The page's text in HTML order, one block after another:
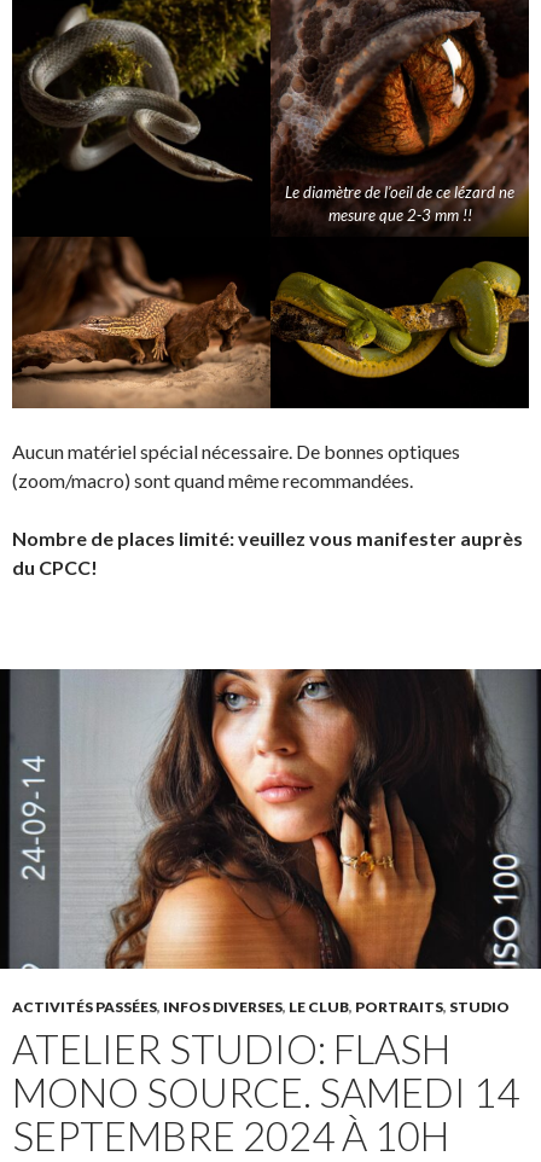
Le diamètre de l’oeil de ce lézard ne
mesure que 2-3 mm !!
Aucun matériel spécial nécessaire. De bonnes optiques
(zoom/macro) sont quand même recommandées.
Nombre de places limité: veuillez vous manifester auprès
du CPCC!
ACTIVITÉS PASSÉES, INFOS DIVERSES, LE CLUB, PORTRAITS, STUDIO
ATELIER STUDIO: FLASH
MONO SOURCE. SAMEDI 14
SEPTEMBRE 2024 À 10H